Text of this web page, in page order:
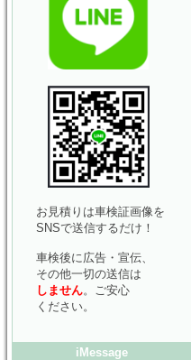
お見積りは車検証画像を
SNSで送信するだけ！
車検後に広告・宣伝、
その他一切の送信は
しません。ご安心
ください。
iMessage